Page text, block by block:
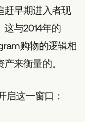
赶早期进入者现
与2014年的
购物的逻辑相
来衡量的。
启这一窗口：